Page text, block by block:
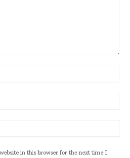
in this browser for the next time I